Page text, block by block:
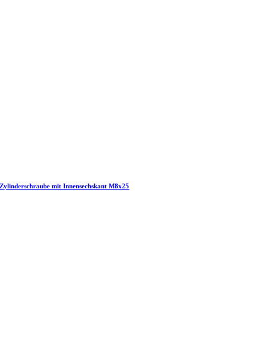
Zylinderschraube mit Innensechskant M8x25